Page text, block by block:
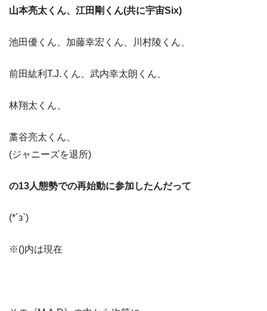
山本亮太くん、 江田剛くん(共に宇宙Six)
池田優くん、加藤幸宏くん、川村陵くん、
前田紘利T.J.くん、武内幸太朗くん、
林翔太くん、
藁谷亮太くん、
(ジャニーズを退所)
の13人態勢での再始動に参加したんだって
(*´з`)
※()内は現在